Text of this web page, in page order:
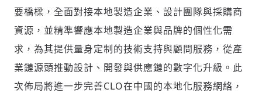
要橋樑，全面對接本地製造企業、設計團隊與採購商
資源，並精準響應本地製造企業與品牌的個性化需
求，為其提供量身定制的技術支持與顧問服務，從產
業鏈源頭推動設計、開發與供應鏈的數字化升級。此
次佈局將進一步完善CLO在中國的本地化服務網絡，